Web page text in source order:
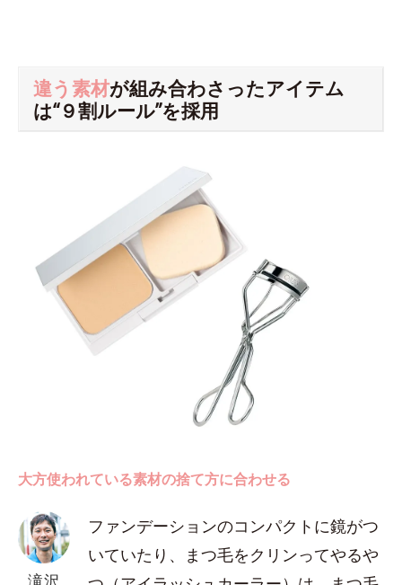
違う素材が組み合わさったアイテム
は“９割ルール”を採用
大方使われている素材の捨て方に合わせる
滝沢
ファンデーションのコンパクトに鏡がつ
いていたり、まつ毛をクリンってやるや